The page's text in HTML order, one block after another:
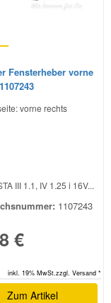
Fensterheber vorne
vorne rechts
III 1.1, IV 1.25 i 16V...
1107243
€
inkl. 19% MwSt.zzgl. Versand *
Zum Artikel